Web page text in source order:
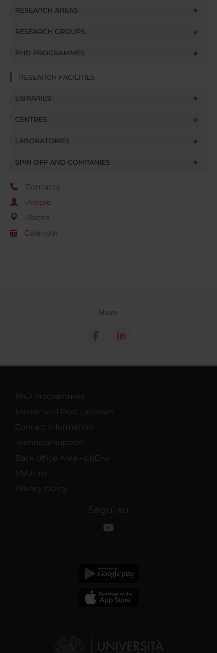
RESEARCH AREAS
RESEARCH GROUPS
PHD PROGRAMMES
RESEARCH FACILITIES
LIBRARIES
CENTRES
LABORATORIES
SPIN OFF AND COMPANIES
Contacts
People
Places
Calendar
Share
PhD Programmes
Master and Post Lauream
Contact information
Technical support
Back office Area - dbErw
MyUnivr
Privacy policy
Segui su